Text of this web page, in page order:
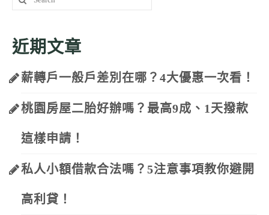
for:
近期文章
薪轉戶一般戶差別在哪？4大優惠一次看！
桃園房屋二胎好辦嗎？最高9成、1天撥款
這樣申請！
私人小額借款合法嗎？5注意事項教你避開
高利貸！